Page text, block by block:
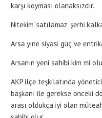
karşı koyması olanaksızdır.
Nitekim ‘satılamaz’ şerhi
Arsa yine siyasi güç ve
Arsanın yeni sahibi kim mi
AKP ilçe teşkilatında
başkanı ile gerekse önceki
arası oldukça iyi olan